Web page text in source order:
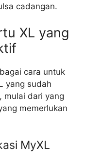
cadangan.
XL yang
cara untuk
yang sudah
mulai dari yang
memerlukan
MyXL